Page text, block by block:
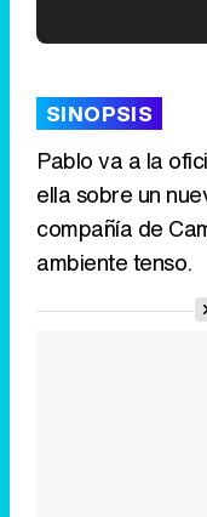
SINOPSIS
Pablo va a la
ella sobre un
compañía de
ambiente tenso.